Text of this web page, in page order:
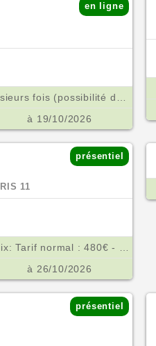
en ligne
à 19/10/2026
présentiel
11
à 26/10/2026
présentiel